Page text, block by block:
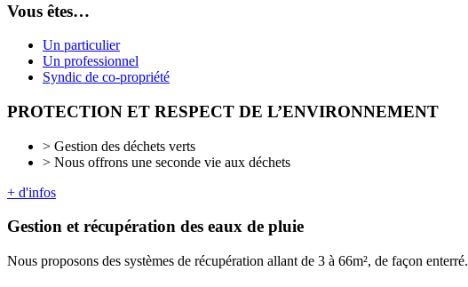
Vous êtes…
Un particulier
Un professionnel
Syndic de co-propriété
PROTECTION ET RESPECT DE L’ENVIRONNEMENT
> Gestion des déchets verts
> Nous offrons une seconde vie aux déchets
+ d'infos
Gestion et récupération des eaux de pluie
Nous proposons des systèmes de récupération allant de 3 à 66m², de façon enterré.